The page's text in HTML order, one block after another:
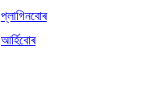
প্লাগিনবোৰ
আৰ্হিবোৰ